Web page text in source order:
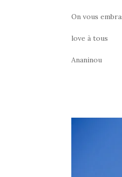
On vous
love à tous
Ananinou